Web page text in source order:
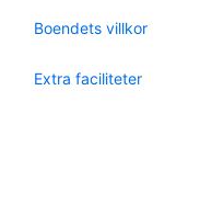
Boendets villkor
Extra faciliteter